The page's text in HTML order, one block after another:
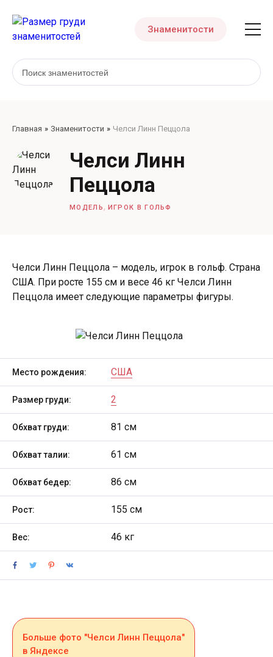
Знаменитости
Главная Знаменитости Челси Линн Пеццола
Челси Линн
Пеццола
МОДЕЛЬ , ИГРОК В ГОЛЬФ
Челси Линн Пеццола – модель, игрок в гольф. Страна
США. При росте 155 см и весе 46 кг Челси Линн
Пеццола имеет следующие параметры фигуры.
Место рождения: США
Размер груди: 2
Обхват груди: 81 см
Обхват талии: 61 см
Обхват бедер: 86 см
Рост: 155 см
Вес: 46 кг
Больше фото "Челси Линн Пеццола"
в Яндексе